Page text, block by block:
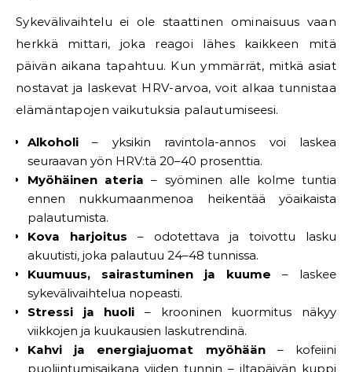
Sykevälivaihtelu ei ole staattinen ominaisuus vaan
herkkä mittari, joka reagoi lähes kaikkeen mitä
päivän aikana tapahtuu. Kun ymmärrät, mitkä asiat
nostavat ja laskevat HRV-arvoa, voit alkaa tunnistaa
elämäntapojen vaikutuksia palautumiseesi.
Alkoholi – yksikin ravintola-annos voi laskea
seuraavan yön HRV:tä 20–40 prosenttia.
Myöhäinen ateria – syöminen alle kolme tuntia
ennen nukkumaanmenoa heikentää yöaikaista
palautumista.
Kova harjoitus – odotettava ja toivottu lasku
akuutisti, joka palautuu 24–48 tunnissa.
Kuumuus, sairastuminen ja kuume – laskee
sykevälivaihtelua nopeasti.
Stressi ja huoli – krooninen kuormitus näkyy
viikkojen ja kuukausien laskutrendinä.
Kahvi ja energiajuomat myöhään– kofeiini
puoliintumisaikana viiden tunnin – iltapäivän kuppi